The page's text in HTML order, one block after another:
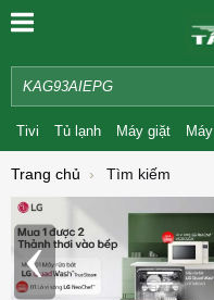
Tivi Tủ lạnh Máy giặt
Trang chủ Tìm kiếm
‹